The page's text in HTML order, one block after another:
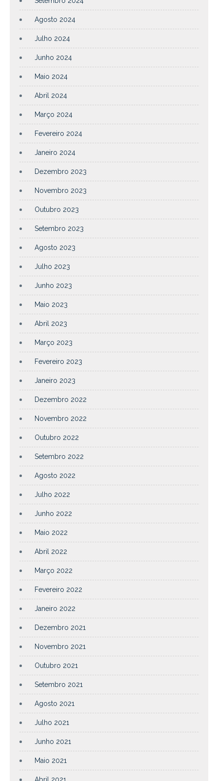
Agosto 2024
Julho 2024
Junho 2024
Maio 2024
Abril 2024
Março 2024
Fevereiro 2024
Janeiro 2024
Dezembro 2023
Novembro 2023
Outubro 2023
Setembro 2023
Agosto 2023
Julho 2023
Junho 2023
Maio 2023
Abril 2023
Março 2023
Fevereiro 2023
Janeiro 2023
Dezembro 2022
Novembro 2022
Outubro 2022
Setembro 2022
Agosto 2022
Julho 2022
Junho 2022
Maio 2022
Abril 2022
Março 2022
Fevereiro 2022
Janeiro 2022
Dezembro 2021
Novembro 2021
Outubro 2021
Setembro 2021
Agosto 2021
Julho 2021
Junho 2021
Maio 2021